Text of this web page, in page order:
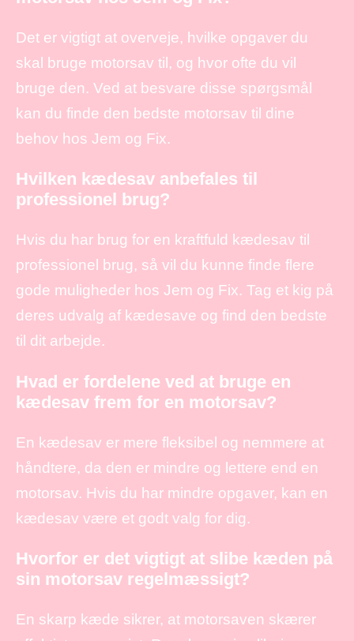
Det er vigtigt at overveje, hvilke opgaver du
skal bruge motorsav til, og hvor ofte du vil
bruge den. Ved at besvare disse spørgsmål
kan du finde den bedste motorsav til dine
behov hos Jem og Fix.
Hvilken kædesav anbefales til
professionel brug?
Hvis du har brug for en kraftfuld kædesav til
professionel brug, så vil du kunne finde flere
gode muligheder hos Jem og Fix. Tag et kig på
deres udvalg af kædesave og find den bedste
til dit arbejde.
Hvad er fordelene ved at bruge en
kædesav frem for en motorsav?
En kædesav er mere fleksibel og nemmere at
håndtere, da den er mindre og lettere end en
motorsav. Hvis du har mindre opgaver, kan en
kædesav være et godt valg for dig.
Hvorfor er det vigtigt at slibe kæden på
sin motorsav regelmæssigt?
En skarp kæde sikrer, at motorsaven skærer